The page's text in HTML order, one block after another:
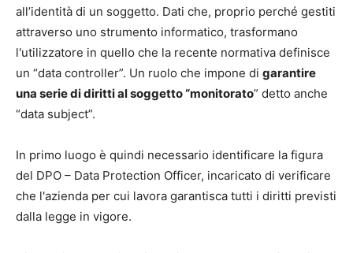
all’identità di un soggetto. Dati che, proprio perché gestiti
attraverso uno strumento informatico, trasformano
l'utilizzatore in quello che la recente normativa definisce
un “data controller”. Un ruolo che impone di garantire
una serie di diritti al soggetto “monitorato” detto anche
“data subject”.
In primo luogo è quindi necessario identificare la figura
del DPO – Data Protection Officer, incaricato di verificare
che l'azienda per cui lavora garantisca tutti i diritti previsti
dalla legge in vigore.